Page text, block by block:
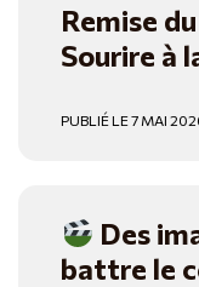
Remise
Sourire à
PUBLIÉ LE 7 MAI
Des
battre le